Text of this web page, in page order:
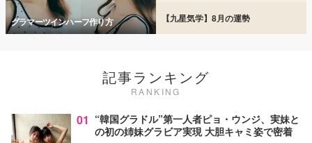
グラマーツインハーフ作り方 【九星気学】8月の運勢
記事ランキング
RANKING
01 “韓国グラドル”第一人者ピョ・ウンジ、実妹と
の初の姉妹グラビア実現 大胆キャミ姿で密着